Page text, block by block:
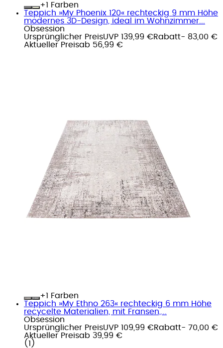
+
Farben
Teppich »My Phoenix 120« rechteckig 9 mm Höhe
modernes 3D-Design, ideal im Wohnzimmer...
Obsession
Ursprünglicher PreisUVP 139,99 €Rabatt- 83,00 €
Aktueller Preisab 56,99 €
+
Farben
Teppich »My Ethno 263« rechteckig 6 mm Höhe
recycelte Materialien, mit Fransen,...
Obsession
Ursprünglicher PreisUVP 109,99 €Rabatt- 70,00 €
Aktueller Preisab 39,99 €
( 1 )